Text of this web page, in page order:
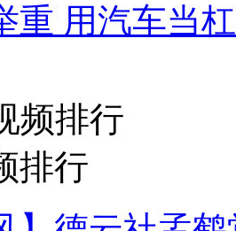
重 用汽车当
频排行
排行